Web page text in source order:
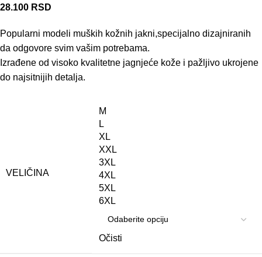
28.100 RSD
Popularni modeli muških kožnih jakni,specijalno dizajniranih
da odgovore svim vašim potrebama.
Izrađene od visoko kvalitetne jagnjeće kože i pažljivo ukrojene
do najsitnijih detalja.
VELIČINA
M
L
XL
XXL
3XL
4XL
5XL
6XL
Očisti